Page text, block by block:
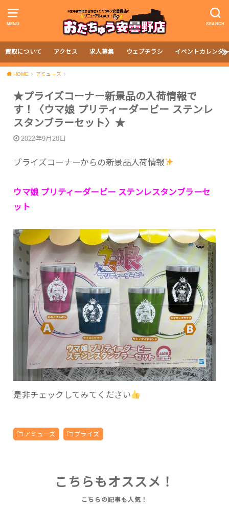
MENU SEARCH
買取について アクセス 求人募集 ウェブチラシ イベントカレンダ
HOME アミューズ
★プライズコーナー新景品の入荷情報で
す！〈ウマ娘 プリティーダービー ステンレ
スタンブラーセット〉★
2022年9月28日
プライズコーナーからの新景品入荷情報
ウマ娘 プリティーダービー ステンレスタンブラーセ
ット
是非チェックしてみてください
アミューズ プライズ
こちらもオススメ！